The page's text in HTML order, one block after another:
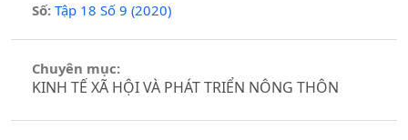
Số: Tập 18 Số 9 (2020)
Chuyên mục:
KINH TẾ XÃ HỘI VÀ PHÁT TRIỂN NÔNG THÔN